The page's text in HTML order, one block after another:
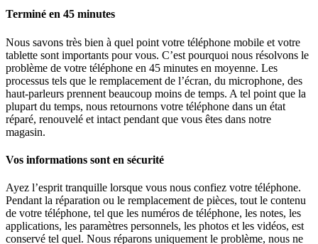
Terminé en 45 minutes
Nous savons très bien à quel point votre téléphone mobile et votre
tablette sont importants pour vous. C’est pourquoi nous résolvons le
problème de votre téléphone en 45 minutes en moyenne. Les
processus tels que le remplacement de l’écran, du microphone, des
haut-parleurs prennent beaucoup moins de temps. A tel point que la
plupart du temps, nous retournons votre téléphone dans un état
réparé, renouvelé et intact pendant que vous êtes dans notre
magasin.
Vos informations sont en sécurité
Ayez l’esprit tranquille lorsque vous nous confiez votre téléphone.
Pendant la réparation ou le remplacement de pièces, tout le contenu
de votre téléphone, tel que les numéros de téléphone, les notes, les
applications, les paramètres personnels, les photos et les vidéos, est
conservé tel quel. Nous réparons uniquement le problème, nous ne